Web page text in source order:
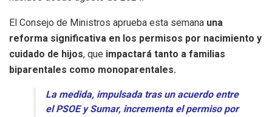
El Consejo de Ministros aprueba esta semana una
reforma significativa en los permisos por nacimiento y
cuidado de hijos, que impactará tanto a familias
biparentales como monoparentales.
La medida, impulsada tras un acuerdo entre
el PSOE y Sumar, incrementa el permiso por